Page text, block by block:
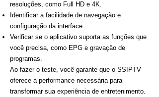
resoluções, como Full HD e 4K.
Identificar a facilidade de navegação e
configuração da interface.
Verificar se o aplicativo suporta as funções que
você precisa, como EPG e gravação de
programas.
Ao fazer o teste, você garante que o SSIPTV
oferece a performance necessária para
transformar sua experiência de entretenimento.